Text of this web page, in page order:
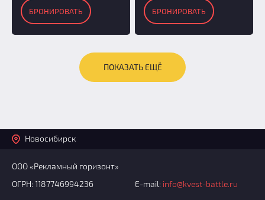
БРОНИРОВАТЬ БРОНИРОВАТЬ
ПОКАЗАТЬ ЕЩЁ
Новосибирск
ООО «Рекламный горизонт»
ОГРН: 1187746994236
E-mail: info@kvest-battle.ru